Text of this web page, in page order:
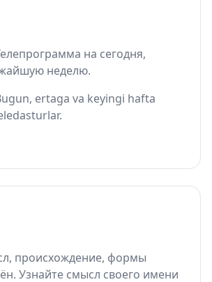
на сегодня,
неделю.
ertaga va keyingi hafta
происхождение, формы
Узнайте смысл своего имени